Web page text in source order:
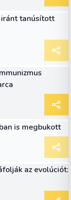
iránt tanúsított
is megbukott
az evolúciót: